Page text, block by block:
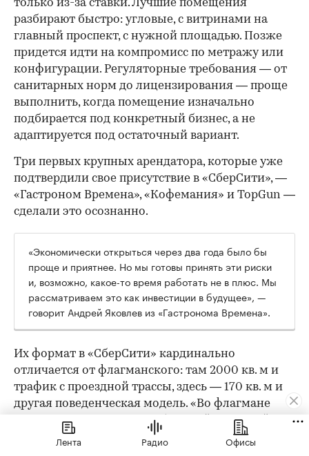
только из-за ставки. Лучшие помещения
разбирают быстро: угловые, с витринами на
главный проспект, с нужной площадью. Позже
придется идти на компромисс по метражу или
конфигурации. Регуляторные требования — от
санитарных норм до лицензирования — проще
выполнить, когда помещение изначально
подбирается под конкретный бизнес, а не
адаптируется под остаточный вариант.
Три первых крупных арендатора, которые уже
подтвердили свое присутствие в «СберСити», —
«Гастроном Времена», «Кофемания» и TopGun —
сделали это осознанно.
«Экономически открыться через два года было бы
проще и приятнее. Но мы готовы принять эти риски
и, возможно, какое-то время работать не в плюс. Мы
рассматриваем это как инвестиции в будущее», —
говорит Андрей Яковлев из «Гастронома Времена».
Их формат в «СберСити» кардинально
отличается от флагманского: там 2000 кв. м и
трафик с проездной трассы, здесь — 170 кв. м и
другая поведенческая модель. «Во флагмане
люди специально едут за большой корзиной.
Тут — докупить хлеб или молоко по пути с
Лента Радио Офисы